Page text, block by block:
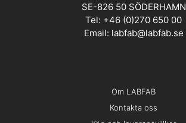
SE-826 50 SÖDERHAMN
Tel: +46 (0)270 650 00
Email: labfab@labfab.se
Om LABFAB
Kontakta oss